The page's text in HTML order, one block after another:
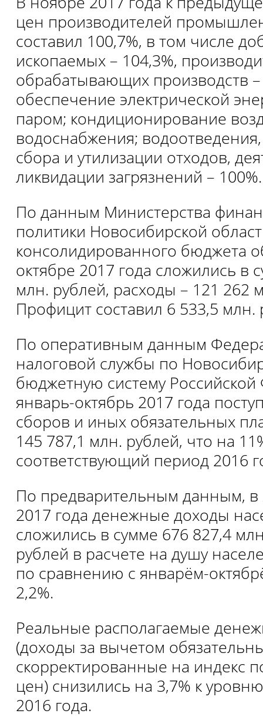
цен производителей
составил 100,7%, в том числе
ископаемых – 104,3%,
обрабатывающих производств –
обеспечение электрической
паром; кондиционирование
водоснабжения;
сбора и утилизации отходов,
ликвидации загрязнений – 100%.
По данным Министерства
политики Новосибирской
консолидированного бюджета
октябре 2017 года сложились в
млн. рублей, расходы – 121 262
Профицит составил 6 533,5 млн.
По оперативным данным
налоговой службы по
бюджетную систему
январь-октябрь 2017 года
сборов и иных обязательных
145 787,1 млн. рублей, что на
соответствующий период 2016
По предварительным данным, в
2017 года денежные доходы
сложились в сумме 676 827,4
рублей в расчете на душу
по сравнению с январём-
2,2%.
Реальные располагаемые
(доходы за вычетом
скорректированные на индекс
цен) снизились на 3,7% к
2016 года.